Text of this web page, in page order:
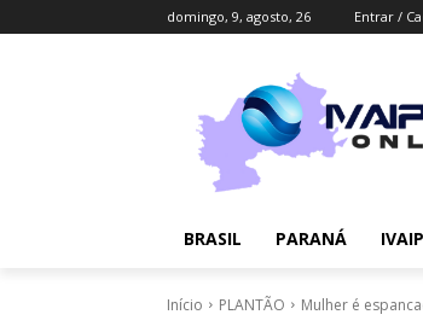
domingo, 9, agosto, 26 Entrar /
BRASIL PARANÁ
Início PLANTÃO Mulher é